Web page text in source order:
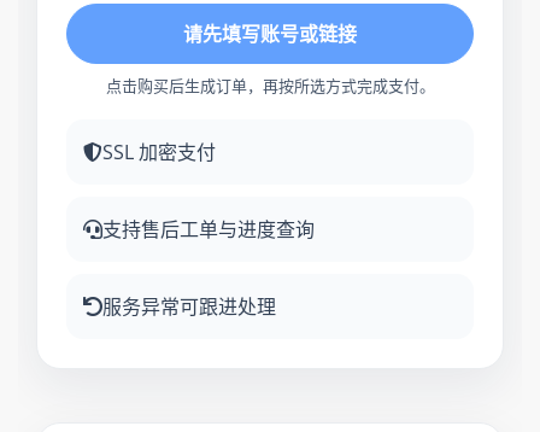
请先填写账号或链接
点击购买后生成订单，再按所选方式完成支付。
SSL 加密支付
支持售后工单与进度查询
服务异常可跟进处理